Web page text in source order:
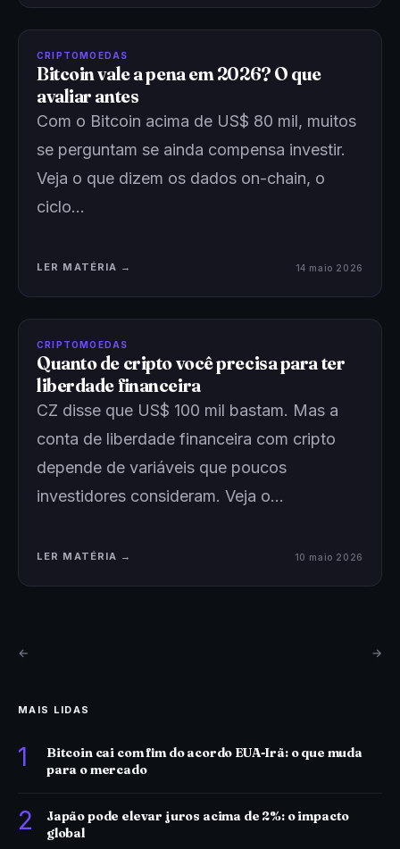
CRIPTOMOEDAS
Bitcoin vale a pena em 2026? O que
avaliar antes
Com o Bitcoin acima de US$ 80 mil, muitos
se perguntam se ainda compensa investir.
Veja o que dizem os dados on-chain, o
ciclo…
LER MATÉRIA → 14 maio 2026
CRIPTOMOEDAS
Quanto de cripto você precisa para ter
liberdade financeira
CZ disse que US$ 100 mil bastam. Mas a
conta de liberdade financeira com cripto
depende de variáveis que poucos
investidores consideram. Veja o…
LER MATÉRIA → 10 maio 2026
← →
MAIS LIDAS
1
Bitcoin cai com fim do acordo EUA-Irã: o que muda
para o mercado
2
Japão pode elevar juros acima de 2%: o impacto
global